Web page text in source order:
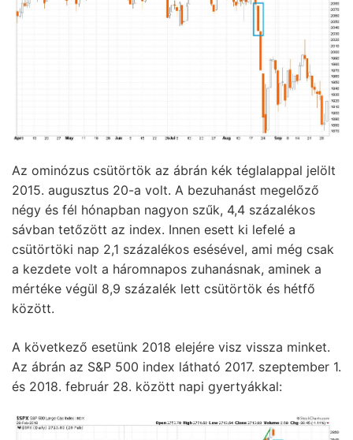
Az ominózus csütörtök az ábrán kék téglalappal jelölt
2015. augusztus 20-a volt. A bezuhanást megelőző
négy és fél hónapban nagyon szűk, 4,4 százalékos
sávban tetőzött az index. Innen esett ki lefelé a
csütörtöki nap 2,1 százalékos esésével, ami még csak
a kezdete volt a háromnapos zuhanásnak, aminek a
mértéke végül 8,9 százalék lett csütörtök és hétfő
között.
A következő esetünk 2018 elejére visz vissza minket.
Az ábrán az S&P 500 index látható 2017. szeptember 1.
és 2018. február 28. között napi gyertyákkal: